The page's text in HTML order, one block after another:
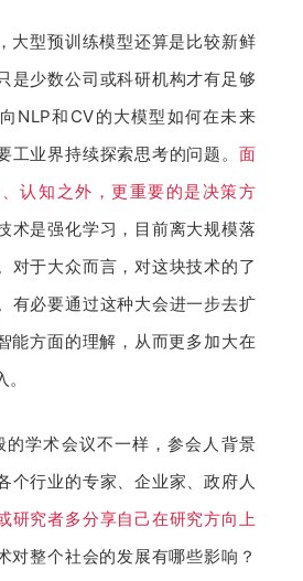
大型预训练模型还算是比较新鲜
是少数公司或科研机构才有足够
NLP和CV的大模型如何在未来
工业界持续探索思考的问题。 面
认知之外，更重要的是决策方
术是强化学习，目前离大规模落
对于大众而言，对这块技术的了
有必要通过这种大会进一步去扩
能方面的理解，从而更多加大在
的学术会议不一样，参会人背景
个行业的专家、企业家、政府人
研究者多分享自己在研究方向上
对整个社会的发展有哪些影响？